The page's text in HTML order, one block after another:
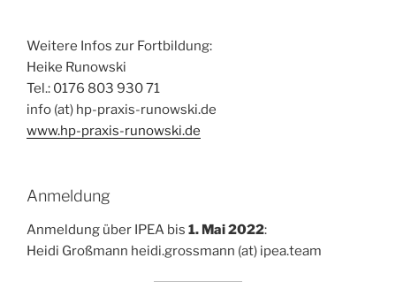
Weitere Infos zur Fortbildung:
Heike Runowski
Tel.: 0176 803 930 71
info (at) hp-praxis-runowski.de
www.hp-praxis-runowski.de
Anmeldung
Anmeldung über IPEA bis 1. Mai 2022:
Heidi Großmann heidi.grossmann (at) ipea.team